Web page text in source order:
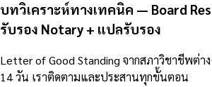
บทวิเคราะห์ทางเทคนิค — Board
รับรอง Notary + แปลรับรอง
Letter of Good Standing จากสภาวิชาชีพต่า
14 วัน เราติดตามและประสานทุกขั้นตอน